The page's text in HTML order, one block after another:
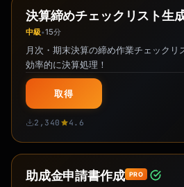
決算締めチェックリスト生
中級•15分
月次・期末決算の締め作業チェックリ
効率的に決算処理！
取得
2,340 4.6
助成金申請書作成 PRO